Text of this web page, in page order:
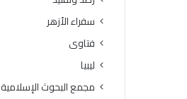
سفراء الأزهر
فتاوى
ليبيا
مجمع البحوث الإسلامية